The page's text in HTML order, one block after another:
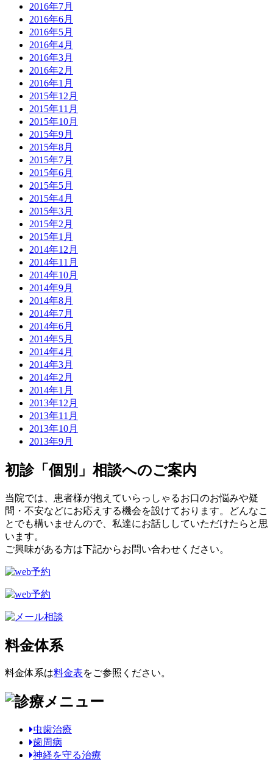
2016年7月
2016年6月
2016年5月
2016年4月
2016年3月
2016年2月
2016年1月
2015年12月
2015年11月
2015年10月
2015年9月
2015年8月
2015年7月
2015年6月
2015年5月
2015年4月
2015年3月
2015年2月
2015年1月
2014年12月
2014年11月
2014年10月
2014年9月
2014年8月
2014年7月
2014年6月
2014年5月
2014年4月
2014年3月
2014年2月
2014年1月
2013年12月
2013年11月
2013年10月
2013年9月
初診「個別」相談へのご案内
当院では、患者様が抱えていらっしゃるお口のお悩みや疑
問・不安などにお応えする機会を設けております。どんなこ
とでも構いませんので、私達にお話ししていただけたらと思
います。
ご興味がある方は下記からお問い合わせください。
料金体系
料金体系は料金表をご参照ください。
虫歯治療
歯周病
神経を守る治療